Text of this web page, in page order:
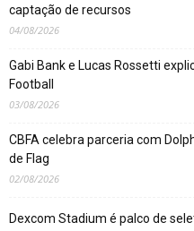
captação de recursos
04/08/2026
Gabi Bank e Lucas Rossetti
Football
03/08/2026
CBFA celebra parceria com
de Flag
02/08/2026
Dexcom Stadium é palco de